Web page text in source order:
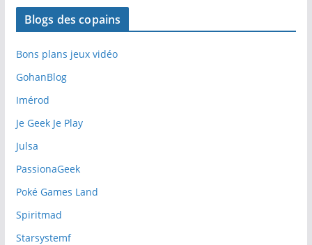
Blogs des copains
Bons plans jeux vidéo
GohanBlog
Imérod
Je Geek Je Play
Julsa
PassionaGeek
Poké Games Land
Spiritmad
Starsystemf